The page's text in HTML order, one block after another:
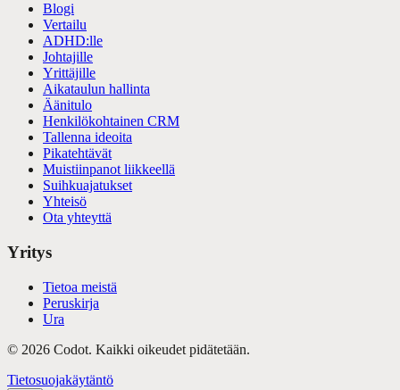
Blogi
Vertailu
ADHD:lle
Johtajille
Yrittäjille
Aikataulun hallinta
Äänitulo
Henkilökohtainen CRM
Tallenna ideoita
Pikatehtävät
Muistiinpanot liikkeellä
Suihkuajatukset
Yhteisö
Ota yhteyttä
Yritys
Tietoa meistä
Peruskirja
Ura
© 2026 Codot. Kaikki oikeudet pidätetään.
Tietosuojakäytäntö